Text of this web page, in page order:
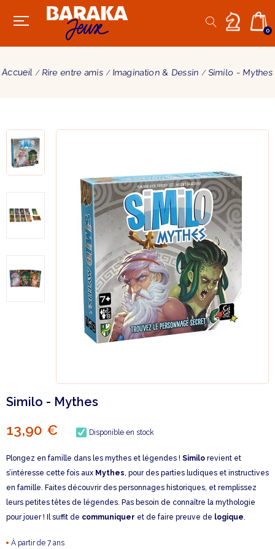
0
Accueil Rire entre amis Imagination & Dessin Similo - Mythes
Similo - Mythes
13,90 € Disponible en stock
Plongez en famille dans les mythes et légendes ! Similo revient et
s’intéresse cette fois aux Mythes, pour des parties ludiques et instructives
en famille. Faites découvrir des personnages historiques, et remplissez
leurs petites têtes de légendes. Pas besoin de connaître la mythologie
pour jouer ! Il suffit de communiquer et de faire preuve de logique.
À partir de 7 ans